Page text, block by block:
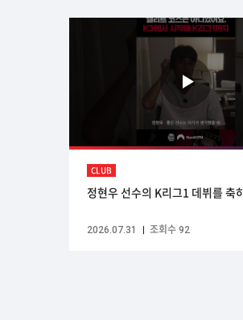
CLUB
정현우 선수의 K리그1 데뷔를 축
2026.07.31 조회수 92